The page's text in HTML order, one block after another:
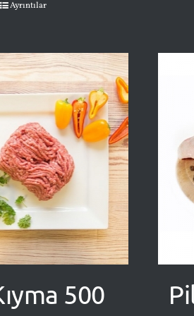
Ayrıntılar
500